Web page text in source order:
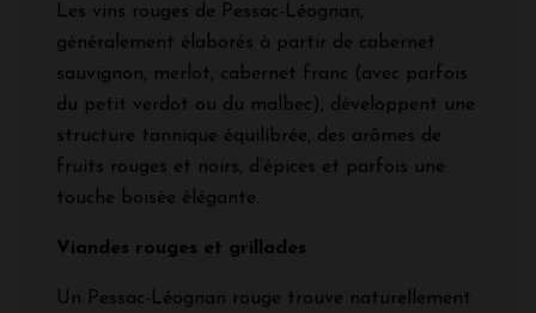
Les vins rouges de Pessac-Léognan,
généralement élaborés à partir de cabernet
sauvignon, merlot, cabernet franc (avec parfois
du petit verdot ou du malbec), développent une
structure tannique équilibrée, des arômes de
fruits rouges et noirs, d’épices et parfois une
touche boisée élégante.
Viandes rouges et grillades
Un Pessac-Léognan rouge trouve naturellement